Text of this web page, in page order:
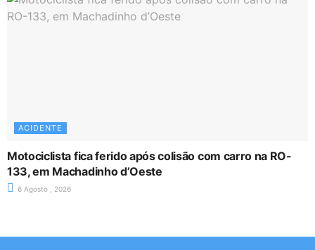
ACIDENTE
Motociclista fica ferido após colisão com carro na RO-
133, em Machadinho d’Oeste
6 Agosto , 2026